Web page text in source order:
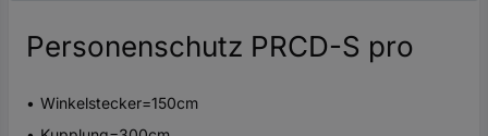
Personenschutz PRCD-S pro
Winkelstecker=150cm